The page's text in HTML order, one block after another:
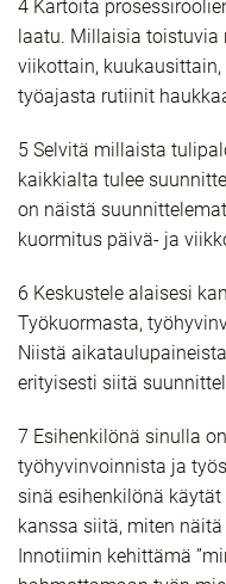
4 Kartoita
laatu. Millaisia
viikottain,
työajasta rutiinit
5 Selvitä millaista
kaikkialta tulee
on näistä
kuormitus päivä- ja
6 Keskustele alaisesi
Työkuormasta,
Niistä
erityisesti siitä
7 Esihenkilönä sinulla
työhyvinvoinnista ja
sinä esihenkilönä
kanssa siitä, miten
Innotiimin kehittämä